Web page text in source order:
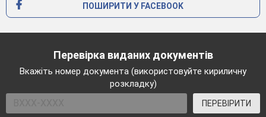
ПОШИРИТИ У FACEBOOK
Перевірка виданих документів
Вкажіть номер документа (використовуйте кириличну
розкладку)
ПЕРЕВІРИТИ